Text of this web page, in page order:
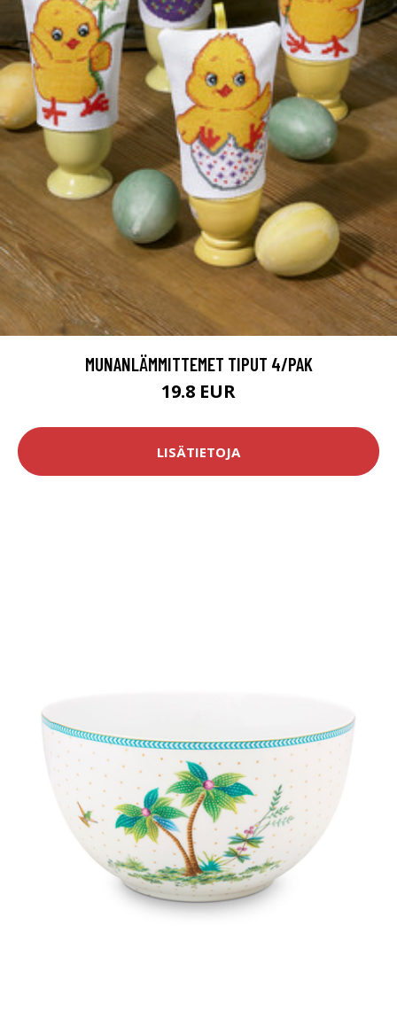
MUNANLÄMMITTEMET TIPUT 4/PAK
19.8 EUR
LISÄTIETOJA